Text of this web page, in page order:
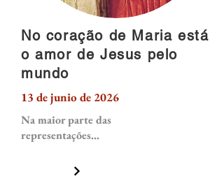
No coração de Maria está
o amor de Jesus pelo
mundo
13 de junio de 2026
Na maior parte das
representações...